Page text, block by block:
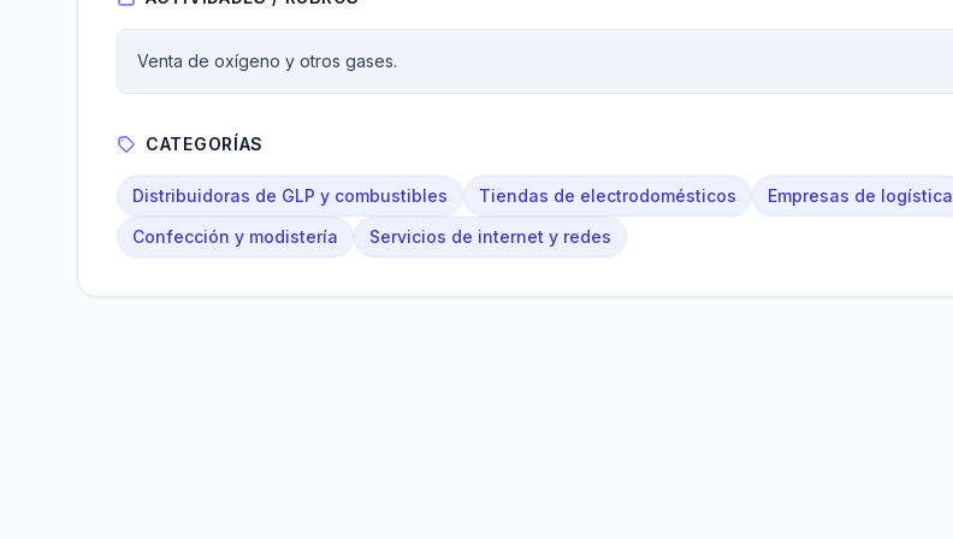
Venta de oxígeno y otros gases.
CATEGORÍAS
Distribuidoras de GLP y combustibles Tiendas de electrodomésticos
Empresas de logística
Confección y modistería
Servicios de internet y redes